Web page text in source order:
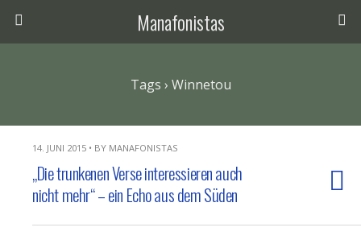
Manafonistas
Tags › Winnetou
14. JUNI 2015 • BY MANAFONISTAS
„Die trunkenen Verse interessieren auch
nicht mehr“ – ein Echo aus dem Süden